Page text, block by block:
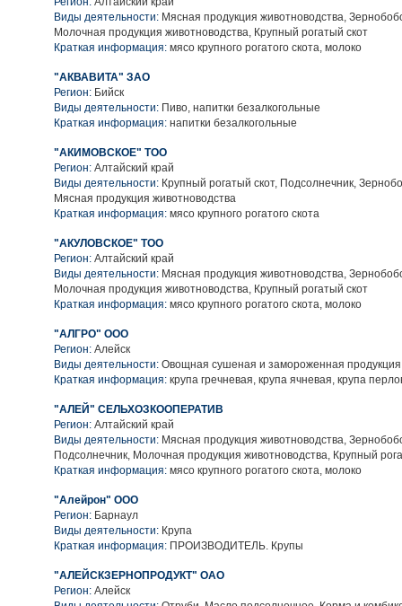
Виды деятельности: Мясная продукция животноводства,
Молочная продукция животноводства, Крупный рогатый скот
Краткая информация: мясо крупного рогатого скота, молоко
"АКВАВИТА" ЗАО
Регион: Бийск
Виды деятельности: Пиво, напитки безалкогольные
Краткая информация: напитки безалкогольные
"АКИМОВСКОЕ" ТОО
Регион: Алтайский край
Виды деятельности: Крупный рогатый скот, Подсолнечник,
Мясная продукция животноводства
Краткая информация: мясо крупного рогатого скота
"АКУЛОВСКОЕ" ТОО
Регион: Алтайский край
Виды деятельности: Мясная продукция животноводства,
Молочная продукция животноводства, Крупный рогатый скот
Краткая информация: мясо крупного рогатого скота, молоко
"АЛГРО" ООО
Регион: Алейск
Виды деятельности: Овощная сушеная и замороженная
Краткая информация: крупа гречневая, крупа ячневая, крупа
"АЛЕЙ" СЕЛЬХОЗКООПЕРАТИВ
Регион: Алтайский край
Виды деятельности: Мясная продукция животноводства,
Подсолнечник, Молочная продукция животноводства, Крупный
Краткая информация: мясо крупного рогатого скота, молоко
"Алейрон" ООО
Регион: Барнаул
Виды деятельности: Крупа
Краткая информация: ПРОИЗВОДИТЕЛЬ. Крупы
"АЛЕЙСКЗЕРНОПРОДУКТ" ОАО
Регион: Алейск